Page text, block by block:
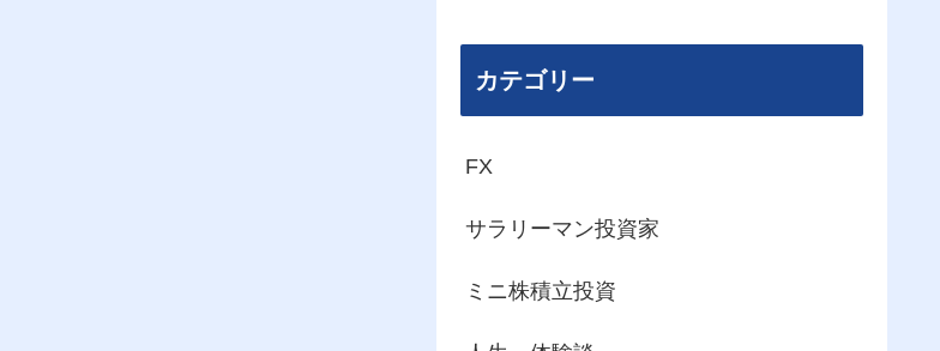
カテゴリー
FX
サラリーマン投資家
ミニ株積立投資